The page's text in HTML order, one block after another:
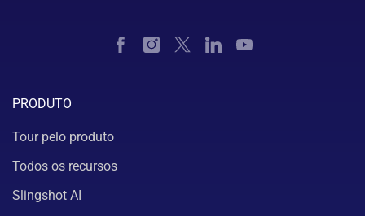
PRODUTO
Tour pelo produto
Todos os recursos
Slingshot AI